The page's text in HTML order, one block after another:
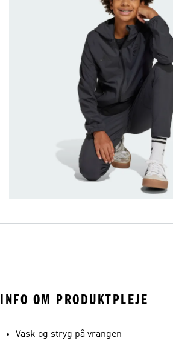
INFO OM PRODUKTPLEJE
Vask og stryg på vrangen